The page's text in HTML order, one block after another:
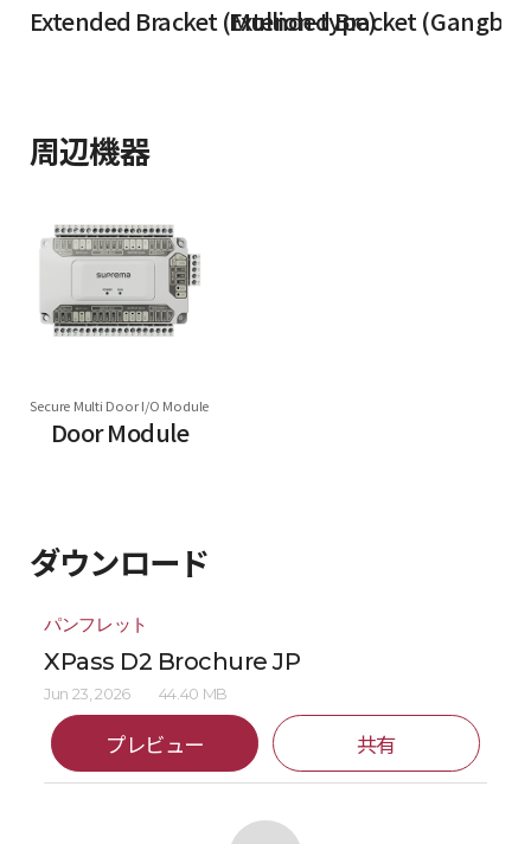
Extended Bracket (Mullion-type)
Extended Bracket
周辺機器
Secure Multi Door I/O Module
Door Module
ダウンロード
パンフレット
XPass D2 Brochure JP
Jun 23, 2026 44.40 MB
プレビュー 共有